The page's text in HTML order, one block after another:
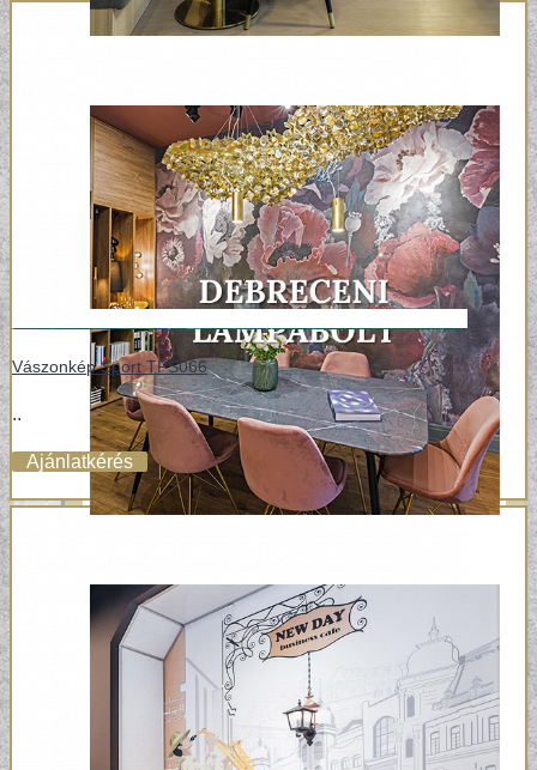
Vászonkép Sport TPS066
..
Ajánlatkérés